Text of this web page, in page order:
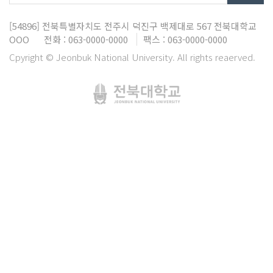
[54896] 전북특별자치도 전주시 덕진구 백제대로 567 전북대학교
OOO
전화 : 063-0000-0000
팩스 : 063-0000-0000
Cpyright © Jeonbuk National University. All rights reaerved.